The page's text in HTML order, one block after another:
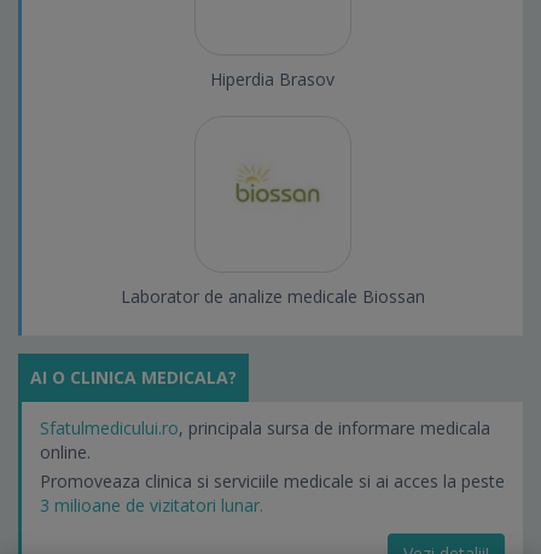
Hiperdia Brasov
Laborator de analize medicale Biossan
AI O CLINICA MEDICALA?
Sfatulmedicului.ro, principala sursa de informare medicala
online.
Promoveaza clinica si serviciile medicale si ai acces la peste
3 milioane de vizitatori lunar.